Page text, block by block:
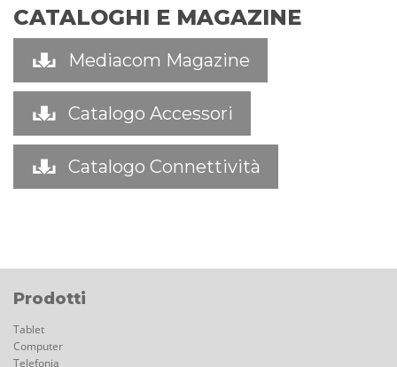
CATALOGHI E MAGAZINE
Mediacom Magazine
Catalogo Accessori
Catalogo Connettività
Prodotti
Tablet
Computer
Telefonia